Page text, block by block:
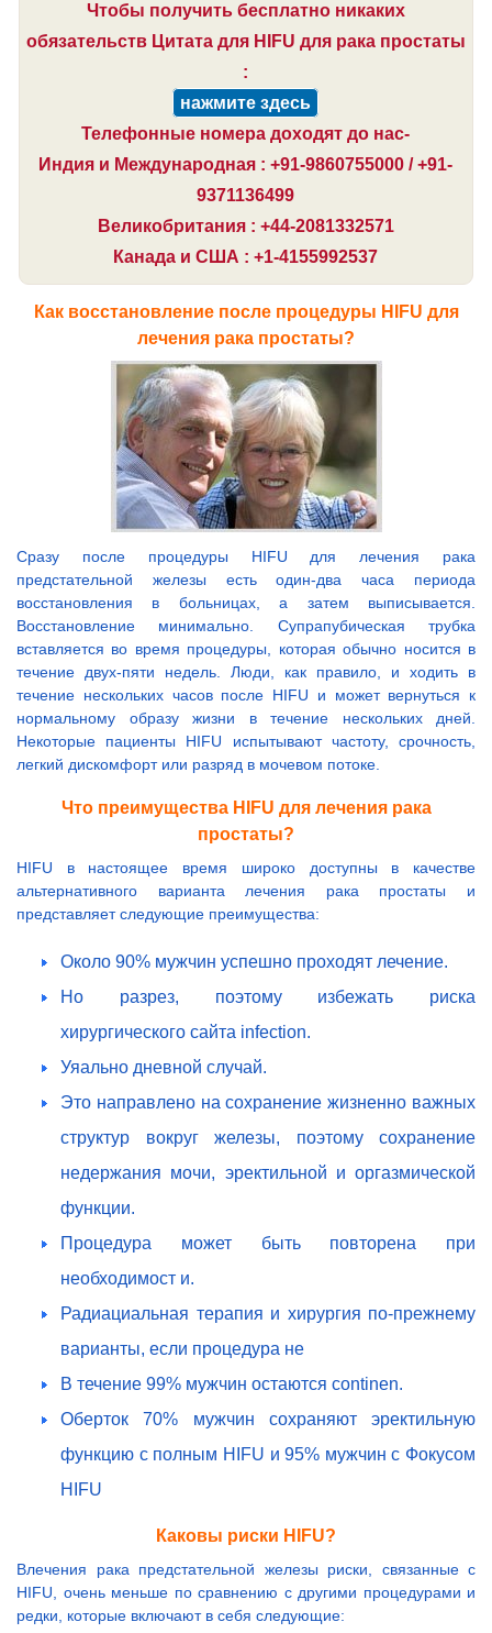
Чтобы получить бесплатно никаких
обязательств Цитата для HIFU для рака простаты
:
нажмите здесь
Телефонные номера доходят до нас-
Индия и Международная : +91-9860755000 / +91-
9371136499
Великобритания : +44-2081332571
Канада и США : +1-4155992537
Как восстановление после процедуры HIFU для
лечения рака простаты?
Сразу после процедуры HIFU для лечения рака
предстательной железы есть один-два часа периода
восстановления в больницах, а затем выписывается.
Восстановление минимально. Супрапубическая трубка
вставляется во время процедуры, которая обычно носится в
течение двух-пяти недель. Люди, как правило, и ходить в
течение нескольких часов после HIFU и может вернуться к
нормальному образу жизни в течение нескольких дней.
Некоторые пациенты HIFU испытывают частоту, срочность,
легкий дискомфорт или разряд в мочевом потоке.
Что преимущества HIFU для лечения рака
простаты?
HIFU в настоящее время широко доступны в качестве
альтернативного варианта лечения рака простаты и
представляет следующие преимущества:
Около 90% мужчин успешно проходят лечение.
Но разрез, поэтому избежать риска
хирургического сайта infection.
Уяально дневной случай.
Это направлено на сохранение жизненно важных
структур вокруг железы, поэтому сохранение
недержания мочи, эректильной и оргазмической
функции.
Процедура может быть повторена при
необходимост и.
Радиациальная терапия и хирургия по-прежнему
варианты, если процедура не
В течение 99% мужчин остаются continen.
Оберток 70% мужчин сохраняют эректильную
функцию с полным HIFU и 95% мужчин с Фокусом
HIFU
Каковы риски HIFU?
Влечения рака предстательной железы риски, связанные с
HIFU, очень меньше по сравнению с другими процедурами и
редки, которые включают в себя следующие: